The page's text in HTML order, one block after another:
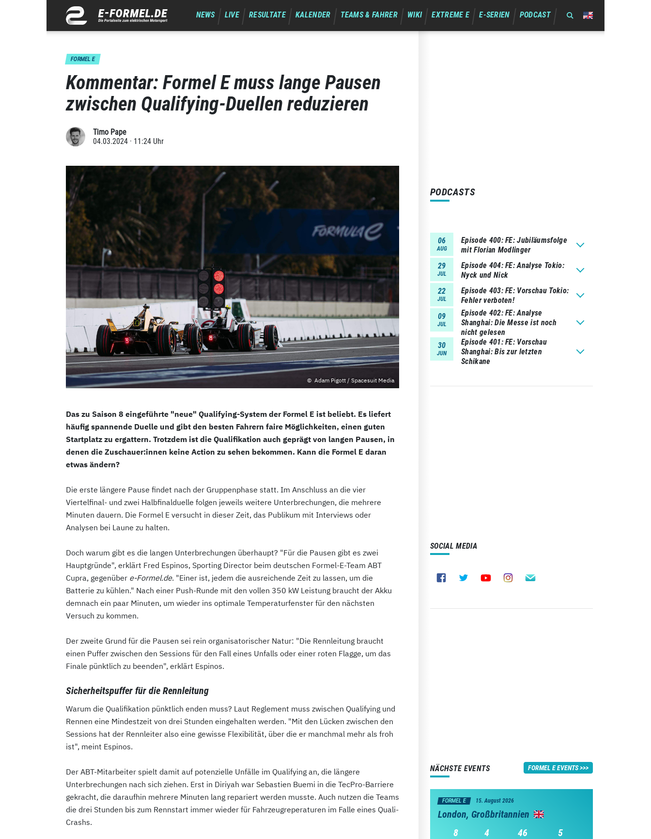
NEWS LIVE RESULTATE KALENDER TEAMS & FAHRER WIKI EXTREME E E-SERIEN PODCAST
FORMEL E
Kommentar: Formel E muss lange Pausen
zwischen Qualifying-Duellen reduzieren
Timo Pape
04.03.2024 · 11:24 Uhr
Adam Pigott / Spacesuit Media
Das zu Saison 8 eingeführte "neue" Qualifying-System der Formel E ist beliebt. Es liefert
häufig spannende Duelle und gibt den besten Fahrern faire Möglichkeiten, einen guten
Startplatz zu ergattern. Trotzdem ist die Qualifikation auch geprägt von langen Pausen, in
denen die Zuschauer:innen keine Action zu sehen bekommen. Kann die Formel E daran
etwas ändern?
Die erste längere Pause findet nach der Gruppenphase statt. Im Anschluss an die vier
Viertelfinal- und zwei Halbfinalduelle folgen jeweils weitere Unterbrechungen, die mehrere
Minuten dauern. Die Formel E versucht in dieser Zeit, das Publikum mit Interviews oder
Analysen bei Laune zu halten.
Doch warum gibt es die langen Unterbrechungen überhaupt? "Für die Pausen gibt es zwei
Hauptgründe", erklärt Fred Espinos, Sporting Director beim deutschen Formel-E-Team ABT
Cupra, gegenüber e-Formel.de. "Einer ist, jedem die ausreichende Zeit zu lassen, um die
Batterie zu kühlen." Nach einer Push-Runde mit den vollen 350 kW Leistung braucht der Akku
demnach ein paar Minuten, um wieder ins optimale Temperaturfenster für den nächsten
Versuch zu kommen.
Der zweite Grund für die Pausen sei rein organisatorischer Natur: "Die Rennleitung braucht
einen Puffer zwischen den Sessions für den Fall eines Unfalls oder einer roten Flagge, um das
Finale pünktlich zu beenden", erklärt Espinos.
Sicherheitspuffer für die Rennleitung
Warum die Qualifikation pünktlich enden muss? Laut Reglement muss zwischen Qualifying und
Rennen eine Mindestzeit von drei Stunden eingehalten werden. "Mit den Lücken zwischen den
Sessions hat der Rennleiter also eine gewisse Flexibilität, über die er manchmal mehr als froh
ist", meint Espinos.
Der ABT-Mitarbeiter spielt damit auf potenzielle Unfälle im Qualifying an, die längere
Unterbrechungen nach sich ziehen. Erst in Diriyah war Sebastien Buemi in die TecPro-Barriere
gekracht, die daraufhin mehrere Minuten lang repariert werden musste. Auch nutzen die Teams
die drei Stunden bis zum Rennstart immer wieder für Fahrzeugreperaturen im Falle eines Quali-
Crashs.
PODCASTS
06
AUG
Episode 400 FE: Jubiläumsfolge
mit Florian Modlinger
29
JUL
Episode 404 FE: Analyse Tokio:
Nyck und Nick
22
JUL
Episode 403 FE: Vorschau Tokio:
Fehler verboten!
09
JUL
Episode 402 FE: Analyse
Shanghai: Die Messe ist noch
nicht gelesen
30
JUN
Episode 401 FE: Vorschau
Shanghai: Bis zur letzten
Schikane
SOCIAL MEDIA
NÄCHSTE EVENTS FORMEL E EVENTS
FORMEL E 15. August 2026
London, Großbritannien
8
4 46 4